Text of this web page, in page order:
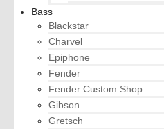
Bass
Blackstar
Charvel
Epiphone
Fender
Fender Custom Shop
Gibson
Gretsch